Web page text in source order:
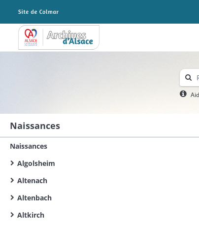
Archives Alsace - Colmar
Naissances
Naissances
Algolsheim
Altenach
Altenbach
Altkirch